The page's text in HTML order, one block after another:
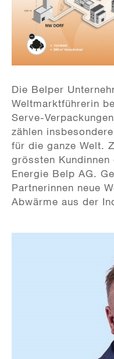
Die Belper
Weltmarktführerin
Serve-
zählen
für die ganze Welt.
grössten
Energie Belp AG.
Partnerinnen neue
Abwärme aus der